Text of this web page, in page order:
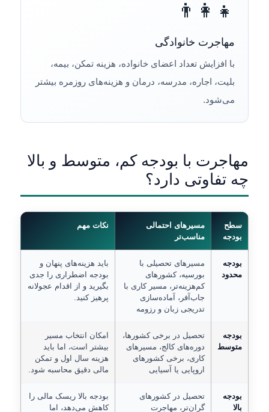
👨‍👩‍👧
مهاجرت خانوادگی
با افزایش تعداد اعضای خانواده، هزینه تمکن، بیمه،
بلیت، اجاره، مدرسه، درمان و هزینه‌های روزمره بیشتر
می‌شود.
مهاجرت با بودجه کم، متوسط و بالا
چه تفاوتی دارد؟
سطح
بودجه
مسیرهای احتمالی
مناسب‌تر
نکات مهم
بودجه
محدود
مسیرهای تحصیلی با
بورسیه، کشورهای
کم‌هزینه‌تر، مسیر کاری با
جاب‌آفر، آماده‌سازی
تدریجی زبان و رزومه
باید هزینه‌های پنهان و
بودجه اضطراری را جدی
بگیرید و از اقدام عجولانه
پرهیز کنید.
بودجه
متوسط
تحصیل در برخی کشورها،
دوره‌های کالج، مسیرهای
کاری، برخی کشورهای
اروپایی یا آسیایی
امکان انتخاب مسیر
بیشتر است، اما باید
هزینه سال اول و تمکن
مالی دقیق محاسبه شود.
بودجه
بالا
تحصیل در کشورهای
گران‌تر، مهاجرت
بودجه بالا ریسک مالی را
کاهش می‌دهد، اما